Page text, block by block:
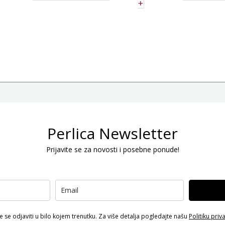
+
Perlica Newsletter
Prijavite se za novosti i posebne ponude!
se odjaviti u bilo kojem trenutku. Za više detalja pogledajte našu Politiku